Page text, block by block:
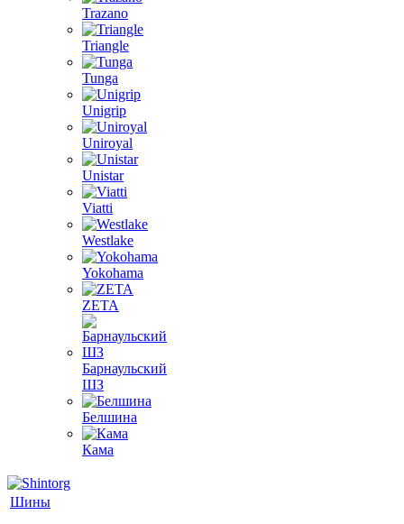
Trazano
Triangle
Tunga
Unigrip
Uniroyal
Unistar
Viatti
Westlake
Yokohama
ZETA
Барнаульский
ШЗ
Белшина
Кама
Шины